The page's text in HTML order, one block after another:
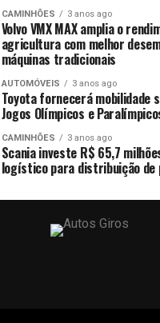
CAMINHÕES 3 anos ago
Volvo VMX MAX amplia o
agricultura com melhor
máquinas tradicionais
AUTOMÓVEIS 3 anos ago
Toyota fornecerá mobilidade
Jogos Olímpicos e
CAMINHÕES 3 anos ago
Scania investe R$ 65,7
logístico para distribuição de